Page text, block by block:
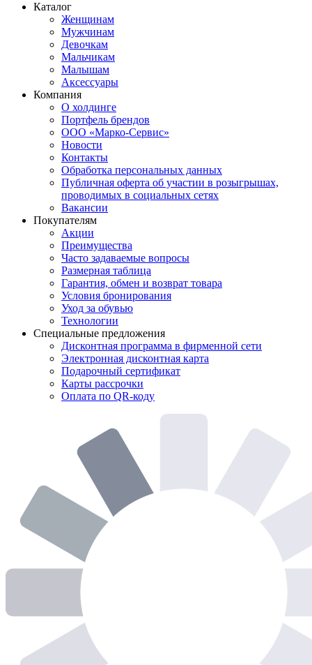
Каталог
Женщинам
Мужчинам
Девочкам
Мальчикам
Малышам
Аксессуары
Компания
О холдинге
Портфель брендов
ООО «Марко-Сервис»
Новости
Контакты
Обработка персональных данных
Публичная оферта об участии в розыгрышах,
проводимых в социальных сетях
Вакансии
Покупателям
Акции
Преимущества
Часто задаваемые вопросы
Размерная таблица
Гарантия, обмен и возврат товара
Условия бронирования
Уход за обувью
Технологии
Специальные предложения
Дисконтная программа в фирменной сети
Электронная дисконтная карта
Подарочный сертификат
Карты рассрочки
Оплата по QR-коду